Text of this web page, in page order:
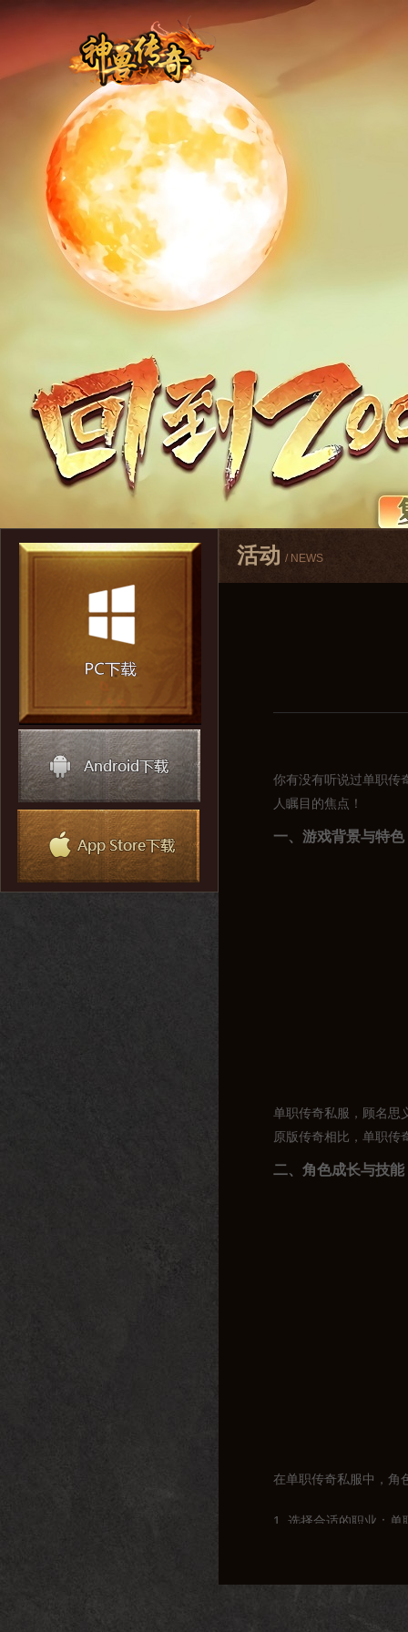
活动 / NEWS
你有没有听说过单职传
人瞩目的焦点！
一、游戏背景与特色
单职传奇私服，顾名思
原版传奇相比，单职传
二、角色成长与技能
在单职传奇私服中，角
1. 选择合适的职业：
2. 技能搭配：战士的技